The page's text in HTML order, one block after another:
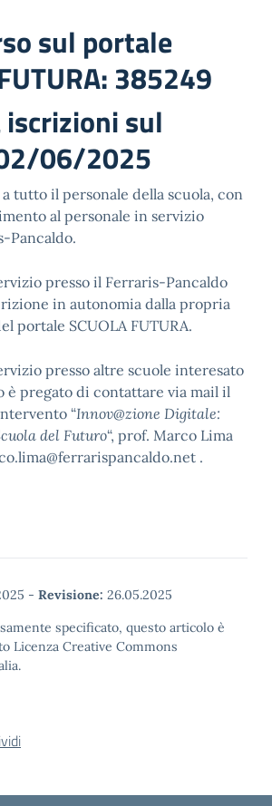
sul portale
385249
sul
06/2025
tutto il personale della scuola, con
al personale in servizio
Pancaldo.
presso il Ferraris-Pancaldo
in autonomia dalla propria
portale SCUOLA FUTURA.
presso altre scuole interesato
è pregato di contattare via mail il
“Innov@zione Digitale:
del Futuro“, prof. Marco Lima
.
- Revisione: 26.05.2025
specificato, questo articolo è
Licenza Creative Commons